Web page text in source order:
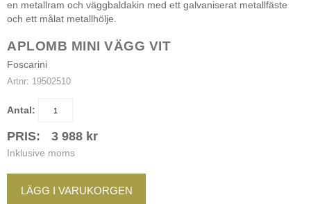
en metallram och väggbaldakin med ett galvaniserat metallfäste
och ett målat metallhölje.
APLOMB MINI VÄGG VIT
Foscarini
Artnr: 19502510
Antal:
PRIS: 3 988 kr
Inklusive moms
LÄGG I VARUKORGEN